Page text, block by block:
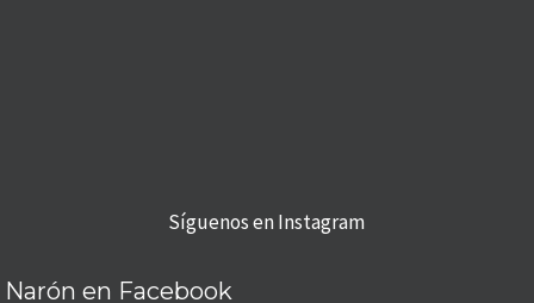
Síguenos en Instagram
Narón en Facebook